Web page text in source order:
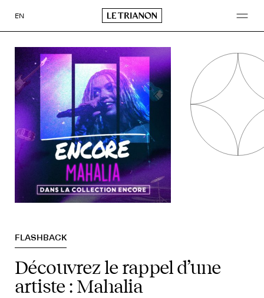
auEN
FLASHBACK
Découvrez le rappel d’une
artiste : Mahalia